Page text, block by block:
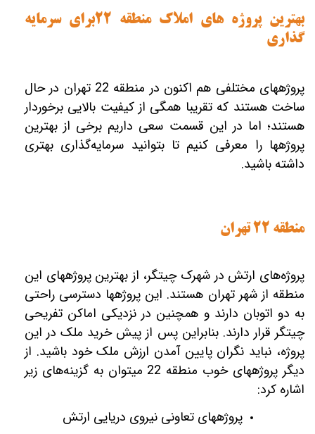
بهترین پروژه های املاک منطقه 22برای سرمایه
گذاری
پروژه‎های مختلفی هم اکنون در منطقه 22 تهران در حال
ساخت هستند که تقریبا همگی از کیفیت بالایی برخوردار
هستند؛ اما در این قسمت سعی داریم برخی از بهترین
پروژه‎ها را معرفی کنیم تا بتوانید سرمایه‌گذاری بهتری
داشته باشید.
منطقه 22 تهران
پروژه‌های ارتش در شهرک چیتگر، از بهترین پروژه‎های این
منطقه از شهر تهران هستند. این پروژه‎ها دسترسی راحتی
به دو اتوبان دارند و همچنین در نزدیکی اماکن تفریحی
چیتگر قرار دارند. بنابراین پس از پیش خرید ملک در این
پروژه، نباید نگران پایین آمدن ارزش ملک خود باشید. از
دیگر پروژه‎های خوب منطقه 22 می‎توان به گزینه‌های زیر
اشاره کرد:
پروژه‎های تعاونی نیروی دریایی ارتش